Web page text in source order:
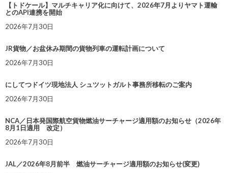
【トドケール】マルチキャリア化に向けて、2026年7月よりヤマト運輸
とのAPI連携を開始
2026年7月30日
JR貨物／お盆休み期間の貨物列車の運転計画について
2026年7月30日
にしてつドイツ現地法人 シュツットガルト事務所移転のご案内
2026年7月30日
NCA／日本発国際航空貨物燃油サーチャージ適用額のお知らせ（2026年
8月1日適用 改定）
2026年7月30日
JAL／2026年8月前半 燃油サーチャージ適用額のお知らせ(変更)